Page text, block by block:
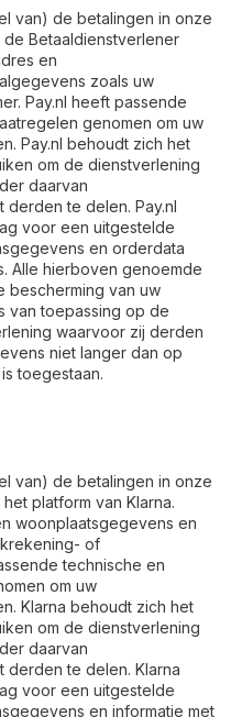
van) de betalingen in onze
Betaaldienstverlener
en
zoals uw
Pay.nl heeft passende
genomen om uw
Pay.nl behoudt zich het
om de dienstverlening
daarvan
te delen. Pay.nl
voor een uitgestelde
en orderdata
Alle hierboven genoemde
bescherming van uw
van toepassing op de
waarvoor zij derden
niet langer dan op
toegestaan.
van) de betalingen in onze
platform van Klarna.
woonplaatsgegevens en
of
technische en
om uw
Klarna behoudt zich het
om de dienstverlening
daarvan
derden te delen. Klarna
voor een uitgestelde
en informatie met